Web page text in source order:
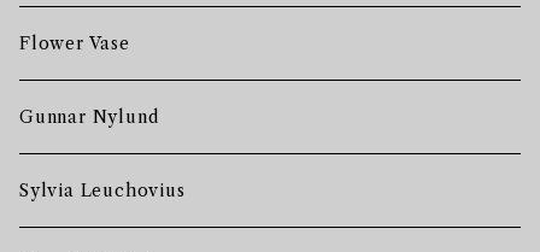
Flower Vase
Gunnar Nylund
Sylvia Leuchovius